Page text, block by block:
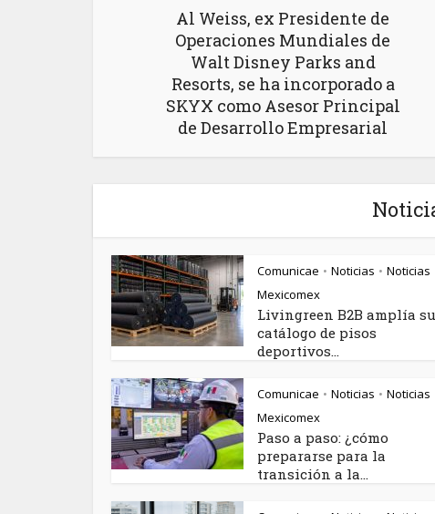
Al Weiss, ex Presidente de
Operaciones Mundiales de
Walt Disney Parks and
Resorts, se ha incorporado a
SKYX como Asesor Principal
de Desarrollo Empresarial
Comunicae • Noticias • Noticias
Mexicomex
Livingreen B2B amplía su
catálogo de pisos
deportivos...
Comunicae • Noticias • Noticias
Mexicomex
Paso a paso: ¿cómo
prepararse para la
transición a la...